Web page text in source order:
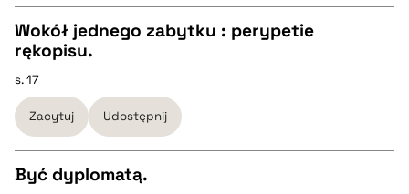
BIBTEX
CZYSTY TEKST
pobierz cytat
BIBTEX
Wokół jednego zabytku : perypetie
rękopisu.
s. 17
Zacytuj Udostępnij
Być dyplomatą.